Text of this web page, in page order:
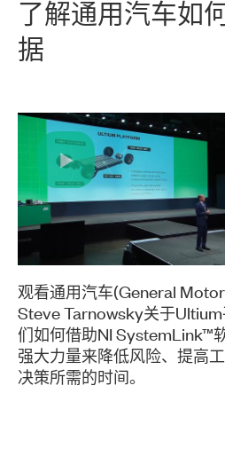
了解通用汽车如何
据
Play
Video
观看通用汽车(General
Steve Tarnowsky关于
们如何借助NI SystemLink™
强大力量来降低风险、提高
决策所需的时间。